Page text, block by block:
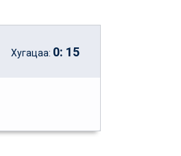
Хугацаа: 0: 15